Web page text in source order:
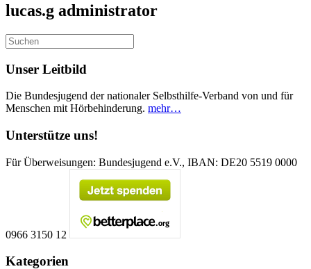
lucas.g administrator
Unser Leitbild
Die Bundesjugend der nationaler Selbsthilfe-Verband von und für
Menschen mit Hörbehinderung. mehr…
Unterstütze uns!
Für Überweisungen: Bundesjugend e.V., IBAN: DE20 5519 0000
0966 3150 12
Kategorien